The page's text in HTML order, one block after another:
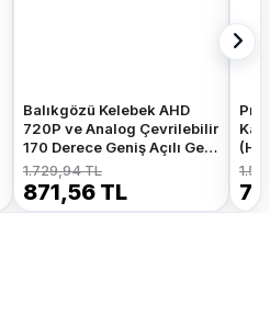
Balıkgözü Kelebek AHD
720P ve Analog Çevrilebilir
170 Derece Geniş Açılı Geri
Görüş Kamerası
1.729,94 TL
871,56 TL